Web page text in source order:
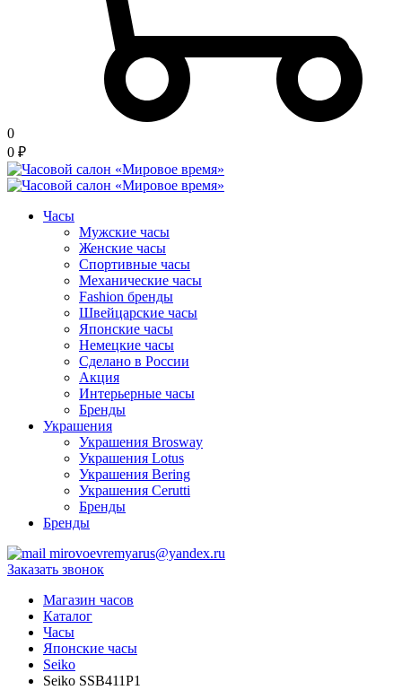
0
0 ₽
Часы
Мужские часы
Женские часы
Спортивные часы
Механические часы
Fashion бренды
Швейцарские часы
Японские часы
Немецкие часы
Сделано в России
Акция
Интерьерные часы
Бренды
Украшения
Украшения Brosway
Украшения Lotus
Украшения Bering
Украшения Cerutti
Бренды
Бренды
mirovoevremyarus@yandex.ru
Заказать звонок
Магазин часов
Каталог
Часы
Японские часы
Seiko
Seiko SSB411P1